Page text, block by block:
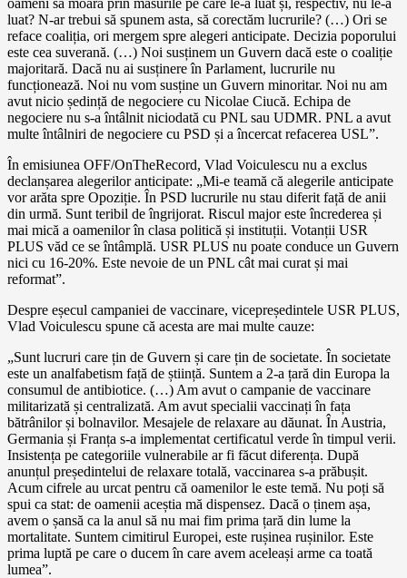
luat? N-ar trebui să spunem asta, să corectăm lucrurile? (…) Ori se
reface coaliția, ori mergem spre alegeri anticipate. Decizia poporului
este cea suverană. (…) Noi susținem un Guvern dacă este o coaliție
majoritară. Dacă nu ai susținere în Parlament, lucrurile nu
funcționează. Noi nu vom susține un Guvern minoritar. Noi nu am
avut nicio ședință de negociere cu Nicolae Ciucă. Echipa de
negociere nu s-a întâlnit niciodată cu PNL sau UDMR. PNL a avut
multe întâlniri de negociere cu PSD și a încercat refacerea USL”.
În emisiunea OFF/OnTheRecord, Vlad Voiculescu nu a exclus
declanșarea alegerilor anticipate: „Mi-e teamă că alegerile anticipate
vor arăta spre Opoziție. În PSD lucrurile nu stau diferit față de anii
din urmă. Sunt teribil de îngrijorat. Riscul major este încrederea și
mai mică a oamenilor în clasa politică și instituții. Votanții USR
PLUS văd ce se întâmplă. USR PLUS nu poate conduce un Guvern
nici cu 16-20%. Este nevoie de un PNL cât mai curat și mai
reformat”.
Despre eșecul campaniei de vaccinare, vicepreședintele USR PLUS,
Vlad Voiculescu spune că acesta are mai multe cauze:
„Sunt lucruri care țin de Guvern și care țin de societate. În societate
este un analfabetism față de știință. Suntem a 2-a țară din Europa la
consumul de antibiotice. (…) Am avut o campanie de vaccinare
militarizată și centralizată. Am avut specialii vaccinați în fața
bătrânilor și bolnavilor. Mesajele de relaxare au dăunat. În Austria,
Germania și Franța s-a implementat certificatul verde în timpul verii.
Insistența pe categoriile vulnerabile ar fi făcut diferența. După
anunțul președintelui de relaxare totală, vaccinarea s-a prăbușit.
Acum cifrele au urcat pentru că oamenilor le este temă. Nu poți să
spui ca stat: de oamenii aceștia mă dispensez. Dacă o ținem așa,
avem o șansă ca la anul să nu mai fim prima țară din lume la
mortalitate. Suntem cimitirul Europei, este rușinea rușinilor. Este
prima luptă pe care o ducem în care avem aceleași arme ca toată
lumea”.